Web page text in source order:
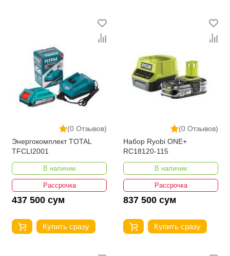
(0 Отзывов)
Энергокомплект TOTAL
TFCLI2001
В наличии
Рассрочка
437 500 сум
Купить сразу
(0 Отзывов)
Набор Ryobi ONE+
RC18120-115
В наличии
Рассрочка
837 500 сум
Купить сразу